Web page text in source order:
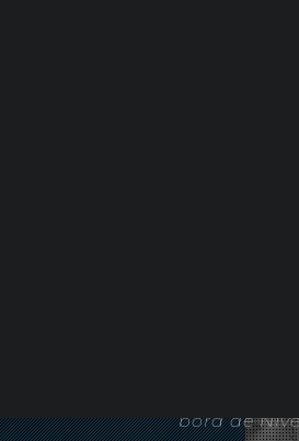
bord de